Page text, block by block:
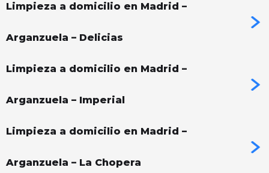
Limpieza a domicilio en Madrid –
Arganzuela – Delicias
Limpieza a domicilio en Madrid –
Arganzuela – Imperial
Limpieza a domicilio en Madrid –
Arganzuela – La Chopera